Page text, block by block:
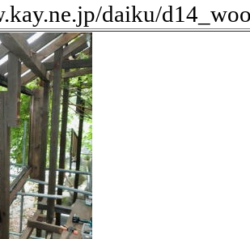
daiku/